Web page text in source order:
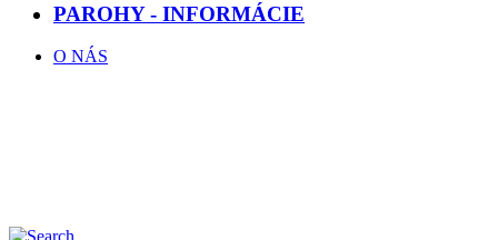
PAROHY - INFORMÁCIE
O NÁS